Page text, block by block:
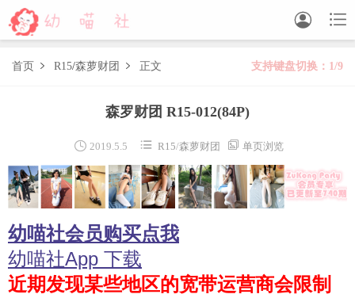


FREE LOVEPLUS R15 SSR
森萝财团视频
木花琳琳是勇者写真 木花琳琳是勇者视频
风之领域
首页  R15/森萝财团  正文 支持键盘切换：1/9
森罗财团 R15-012(84P)
 2019.5.5  R15/森萝财团  单页浏览
幼喵社会员购买点我
幼喵社App 下载
近期发现某些地区的宽带运营商会限制